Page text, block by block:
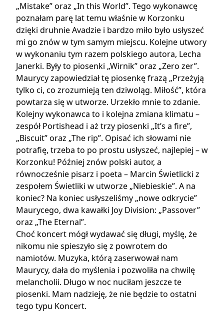
„Mistake” oraz „In this World”. Tego wykonawcę
poznałam parę lat temu właśnie w Korzonku
dzięki druhnie Avadzie i bardzo miło było usłyszeć
mi go znów w tym samym miejscu. Kolejne utwory
w wykonaniu tym razem polskiego autora, Lecha
Janerki. Były to piosenki „Wirnik” oraz „Zero zer”.
Maurycy zapowiedział tę piosenkę frazą „Przeżyją
tylko ci, co zrozumieją ten dziwoląg. Miłość”, która
powtarza się w utworze. Urzekło mnie to zdanie.
Kolejny wykonawca to i kolejna zmiana klimatu –
zespół Portishead i aż trzy piosenki „It’s a fire”,
„Biscuit” oraz „The rip”. Opisać ich słowami nie
potrafię, trzeba to po prostu usłyszeć, najlepiej – w
Korzonku! Później znów polski autor, a
równocześnie pisarz i poeta – Marcin Świetlicki z
zespołem Świetliki w utworze „Niebieskie”. A na
koniec? Na koniec usłyszeliśmy „nowe odkrycie”
Maurycego, dwa kawałki Joy Division: „Passover”
oraz „The Eternal”.
Choć koncert mógł wydawać się długi, myślę, że
nikomu nie spieszyło się z powrotem do
namiotów. Muzyka, którą zaserwował nam
Maurycy, dała do myślenia i pozwoliła na chwilę
melancholii. Długo w noc nuciłam jeszcze te
piosenki. Mam nadzieję, że nie będzie to ostatni
tego typu Koncert.